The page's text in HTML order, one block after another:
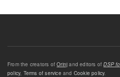
From the creators ofOrinj and editors ofDSP
policy, Terms of service and Cookie policy.